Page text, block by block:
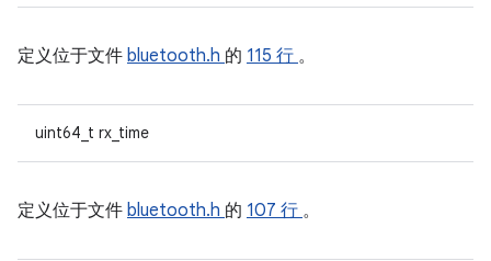
定义位于文件 bluetooth.h 的 115 行 。
uint64_t rx_time
定义位于文件 bluetooth.h 的 107 行 。